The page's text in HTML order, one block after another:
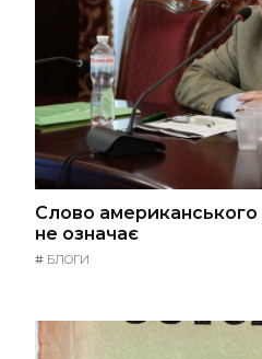
Слово американського
не означає
# БЛОГИ